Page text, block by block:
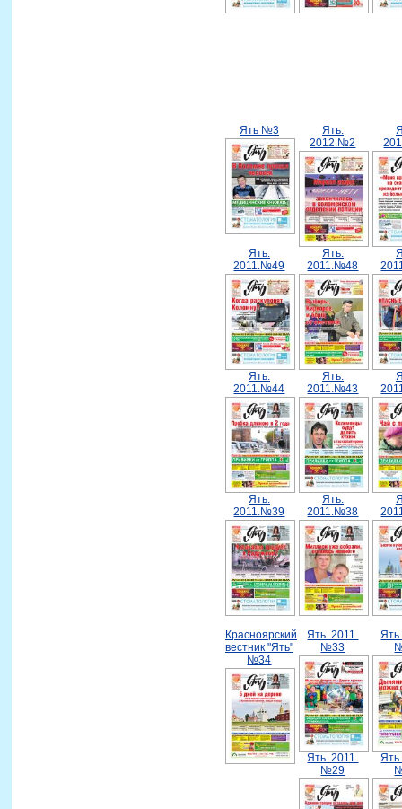
Ять №3
Ять.
2012.№2
Ять.
2011.№49
Ять.
2011.№48
Ять.
2011.№44
Ять.
2011.№43
Ять.
2011.№39
Ять.
2011.№38
Красноярский
вестник "Ять"
№34
Ять. 2011.
№33
Ять. 2011.
№29